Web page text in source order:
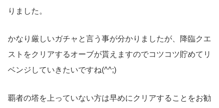
りました。
かなり厳しいガチャと言う事が分かりましたが、降臨クエ
ストをクリアするオーブが貰えますのでコツコツ貯めてリ
ベンジしていきたいですね(^^;)
覇者の塔を上っていない方は早めにクリアすることをお勧